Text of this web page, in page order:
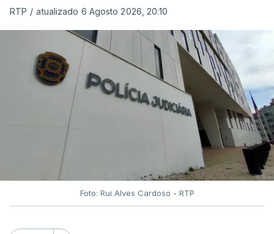
RTP / atualizado 6 Agosto 2026, 20:10
Foto: Rui Alves Cardoso - RTP